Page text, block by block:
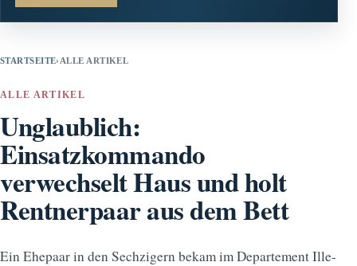
STARTSEITE› ALLE ARTIKEL
ALLE ARTIKEL
Unglaublich:
Einsatzkommando
verwechselt Haus und holt
Rentnerpaar aus dem Bett
Ein Ehepaar in den Sechzigern bekam im Departement Ille-